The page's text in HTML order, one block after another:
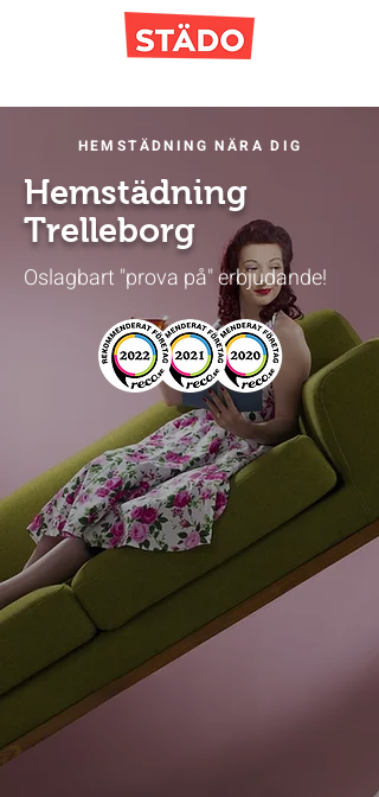
HEMSTÄDNING NÄRA DIG
Hemstädning
Trelleborg
Oslagbart "prova på" erbjudande!